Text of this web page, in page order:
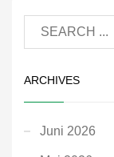
ARCHIVES
Juni 2026